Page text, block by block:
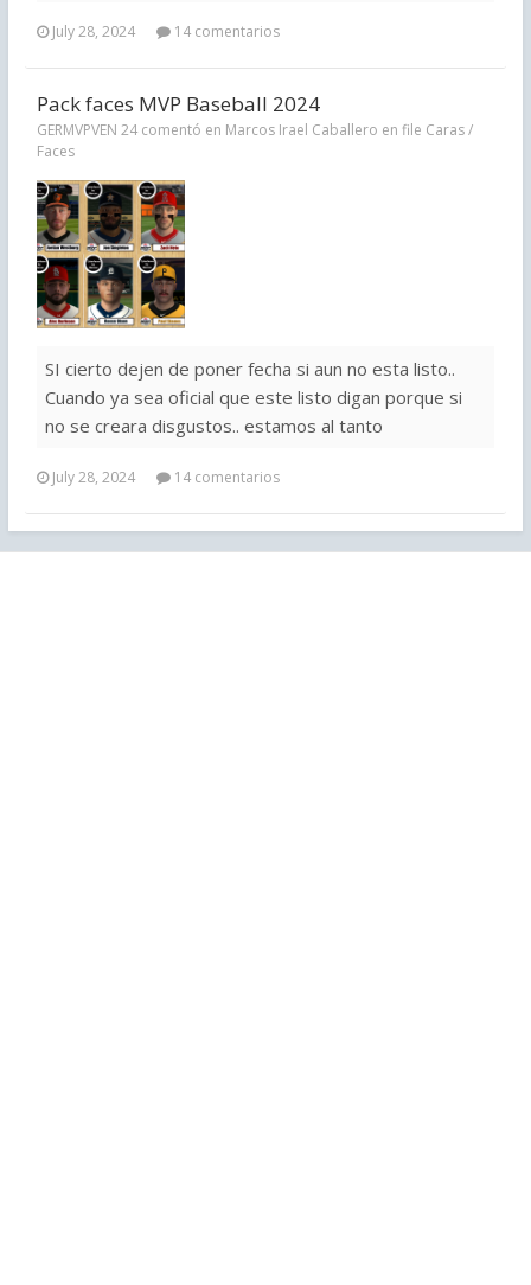
July 28, 2024 14 comentarios
Pack faces MVP Baseball 2024
GERMVPVEN 24 comentó en Marcos Irael Caballero en file Caras /
Faces
SI cierto dejen de poner fecha si aun no esta listo..
Cuando ya sea oficial que este listo digan porque si
no se creara disgustos.. estamos al tanto
July 28, 2024 14 comentarios